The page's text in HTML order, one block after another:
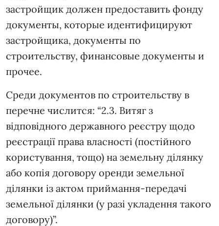
застройщик должен предоставить фонду
документы, которые идентифицируют
застройщика, документы по
строительству, финансовые документы и
прочее.
Среди документов по строительству в
перечне числится: “2.3. Витяг з
відповідного державного реєстру щодо
реєстрації права власності (постійного
користування, тощо) на земельну ділянку
або копія договору оренди земельної
ділянки із актом приймання-передачі
земельної ділянки (у разі укладення такого
договору)”.